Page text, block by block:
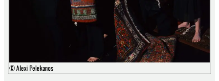
© Alexi Pelekanos